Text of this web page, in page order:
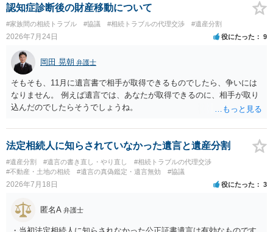
医師の意見書、筆跡鑑定 が提出されればその効力が否定される可能性
はありますが、 ・伯母様自身が分割協議に加わっていること ・御祖母
様の意に反する遺産分割協議を行う実益が誰にあったかの立証が困難
であること からすると、実際に遺産分割協議の効力が否定される可能
性はそれほど高くない（立証のハードルは非常に高い）ということが
言えると思います。
認知症診断後の財産移動について
#家族間の相続トラブル #協議 #相続トラブルの代理交渉 #遺産分割
2026年7月24日 役にたった 9
岡田 晃朝 弁護士
そもそも、11月に遺言書で相手が取得できるものでしたら、争いには
なりません。 例えば遺言では、あなたが取得できるのに、相手が取り
込んだのでしたらそうでしょうね。
法定相続人に知らされていなかった遺言と遺産分割
#遺産分割 #遺言の書き直し・やり直し
#相続トラブルの代理交渉
#不動産・土地の相続
#遺言の真偽鑑定・遺言無効 #協議
2026年7月18日 役にたった 3
匿名A 弁護士
・当初法定相続人に知らされなかった公正証書遺言は有効なものです